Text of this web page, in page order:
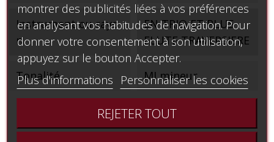
Instrument ou rayo
n
EN TRIO ET PLUS
FLUTE TRAVERSIERE
Tonalité MI mineur
montrer des publicités liées à vos préférences
en analysant vos habitudes de navigation. Pour
donner votre consentement à son utilisation,
appuyez sur le bouton Accepter.
Plus d'informations
Personnaliser les cookies
REJETER TOUT